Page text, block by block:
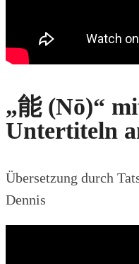
„能 (Nō)“
Untertiteln
Übersetzung durch
Dennis